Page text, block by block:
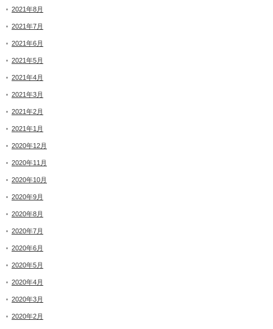
2021年8月
2021年7月
2021年6月
2021年5月
2021年4月
2021年3月
2021年2月
2021年1月
2020年12月
2020年11月
2020年10月
2020年9月
2020年8月
2020年7月
2020年6月
2020年5月
2020年4月
2020年3月
2020年2月